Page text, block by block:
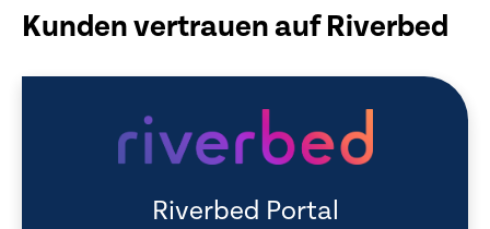
Kunden vertrauen auf Riverbed
Riverbed Portal